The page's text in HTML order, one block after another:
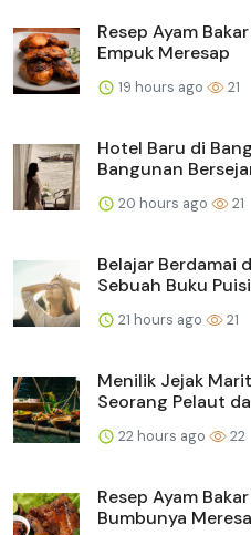
Resep Ayam
Empuk Meresap
19 hours ago 21
Hotel Baru di
Bangunan
20 hours ago 21
Belajar Berdamai
Sebuah Buku Puisi
21 hours ago 21
Menilik Jejak
Seorang Pelaut
22 hours ago 22
Resep Ayam
Bumbunya